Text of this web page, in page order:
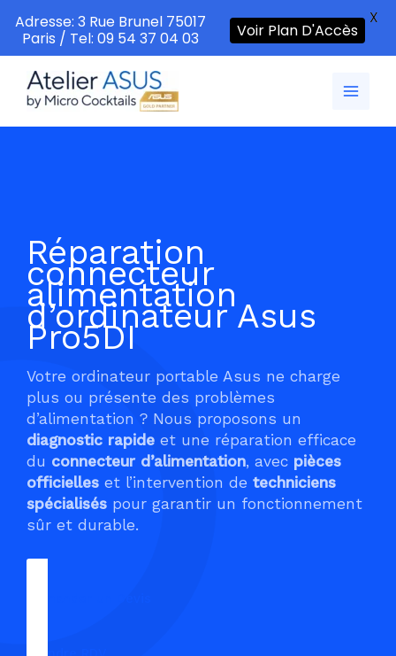
contenu
Réparation
connecteur
alimentation
d’ordinateur Asus
Pro5DI
Votre ordinateur portable Asus ne charge
plus ou présente des problèmes
d’alimentation ? Nous proposons un
diagnostic rapide et une réparation efficace
du connecteur d’alimentation, avec pièces
officielles et l’intervention de techniciens
spécialisés pour garantir un fonctionnement
sûr et durable.
Adresse: 3 Rue Brunel 75017
Paris / Tel: 09 54 37 04 03
Voir Plan D'Accès
X